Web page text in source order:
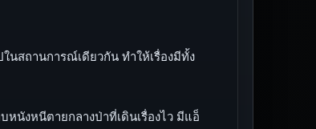
สถานการณ์เดียวกัน ทำให้เรื่องมีทั้ง
นังหนีตายกลางป่าที่เดินเรื่องไว มีแอ็